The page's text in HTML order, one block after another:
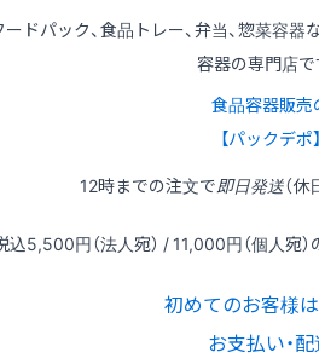
ードパック、食品トレー、弁当、惣菜容
容器の専門店で
食品容器販売
【パックデポ】
12時までの注文で即日発送（
込5,500円（法人宛） / 11,000円（個人宛）
初めてのお客様
お支払い・